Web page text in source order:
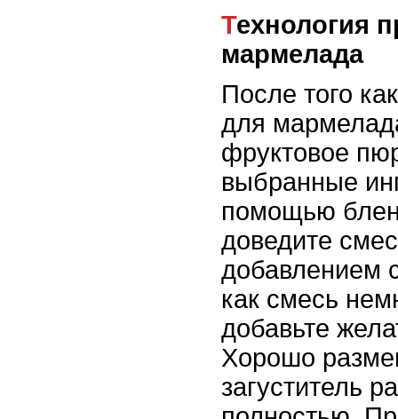
Технология приготовления
мармелада
После того
для
фруктовое
выбранные
помощью
доведите
добавлением
как смесь
добавьте
Хорошо
загуститель